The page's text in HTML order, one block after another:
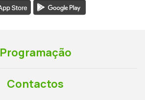
Programação
Contactos